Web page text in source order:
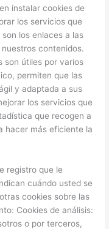
instalar cookies de
los servicios que
los enlaces a las
contenidos.
son útiles por varios
permiten que las
y adaptada a sus
los servicios que
que recogen a
hacer más eficiente la
registro que le
cuándo usted se
cookies sobre las
Cookies de análisis:
o por terceros,